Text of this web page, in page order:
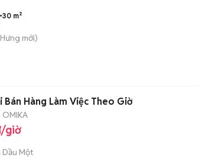
30 m²
Hưng mới)
Bán Hàng Làm Việc Theo Giờ
giờ
Dầu Một